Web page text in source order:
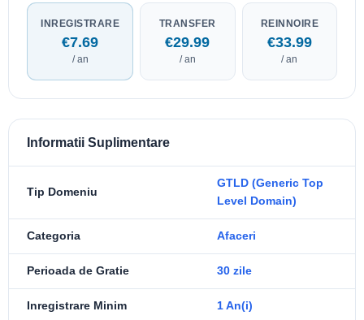
INREGISTRARE
€7.69
/ an
TRANSFER
€29.99
/ an
REINNOIRE
€33.99
/ an
Informatii Suplimentare
Tip Domeniu
GTLD (Generic Top
Level Domain)
Categoria Afaceri
Perioada de Gratie 30 zile
Inregistrare Minim 1 An(i)